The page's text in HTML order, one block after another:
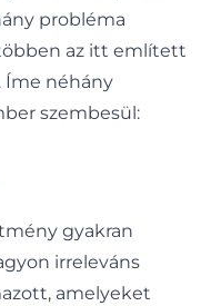
probléma
az itt említett
Íme néhány
szembesül:
gyakran
irreleváns
amelyeket